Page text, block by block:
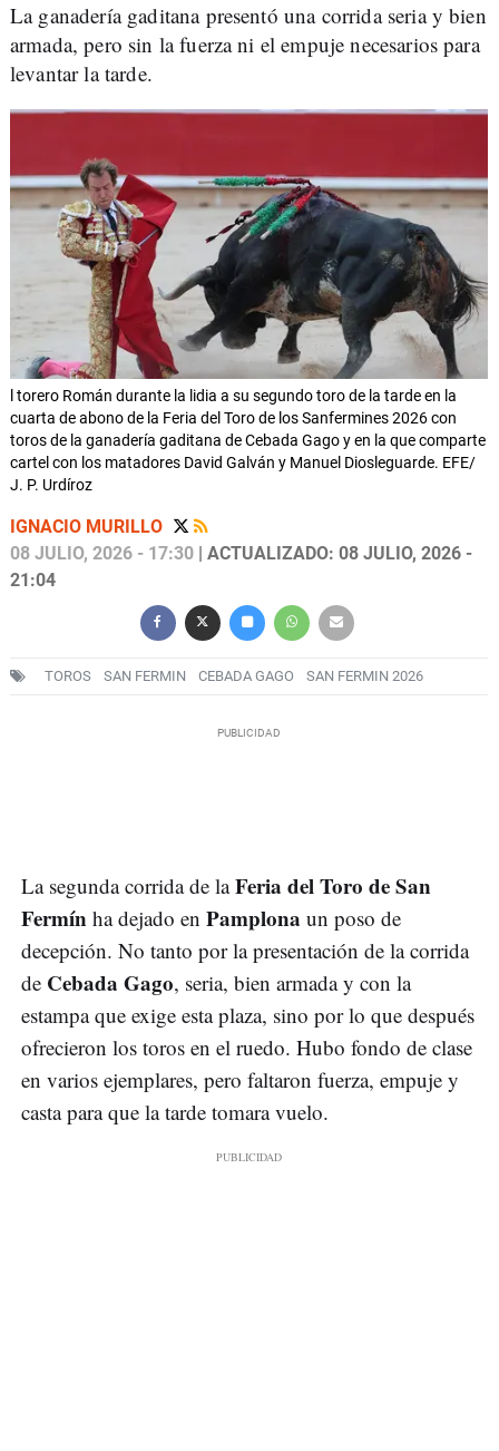
La ganadería gaditana presentó una corrida seria y bien
armada, pero sin la fuerza ni el empuje necesarios para
levantar la tarde.
l torero Román durante la lidia a su segundo toro de la tarde en la
cuarta de abono de la Feria del Toro de los Sanfermines 2026 con
toros de la ganadería gaditana de Cebada Gago y en la que comparte
cartel con los matadores David Galván y Manuel Diosleguarde. EFE/
J. P. Urdíroz
IGNACIO MURILLO
08 JULIO, 2026 - 17:30 | ACTUALIZADO: 08 JULIO, 2026 -
21:04
TOROS SAN FERMIN CEBADA GAGO SAN FERMIN 2026
La segunda corrida de laFeria del Toro de San
Fermín ha dejado en Pamplona un poso de
decepción. No tanto por la presentación de la corrida
de Cebada Gago, seria, bien armada y con la
estampa que exige esta plaza, sino por lo que después
ofrecieron los toros en el ruedo. Hubo fondo de clase
en varios ejemplares, pero faltaron fuerza, empuje y
casta para que la tarde tomara vuelo.